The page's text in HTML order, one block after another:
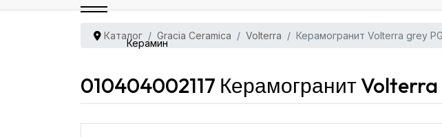
Керамин
Каталог Gracia Ceramica Volterra Керамогранит Volterra grey
010404002117 Керамогранит